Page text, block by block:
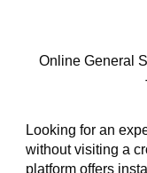
Online General
Looking for an
without visiting a
platform offers